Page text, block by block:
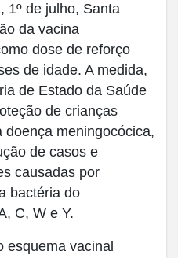
1º de julho, Santa
da vacina
dose de reforço
de idade. A medida,
de Estado da Saúde
de crianças
meningocócica,
de casos e
causadas por
bactéria do
C, W e Y.
esquema vacinal